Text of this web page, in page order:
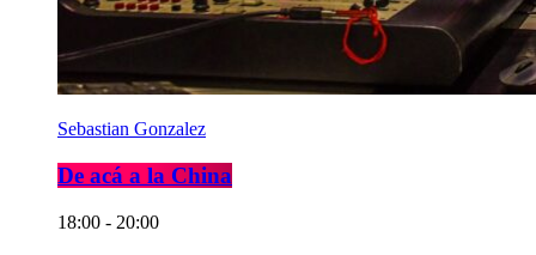
Sebastian Gonzalez
De acá a la China
18:00 - 20:00